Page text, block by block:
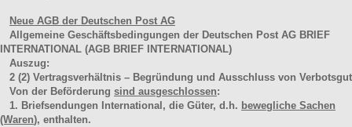
Neue AGB der Deutschen Post AG
Allgemeine Geschäftsbedingungen der Deutschen Post AG BRIEF
INTERNATIONAL (AGB BRIEF INTERNATIONAL)
Auszug:
2 (2) Vertragsverhältnis – Begründung und Ausschluss von Verbotsgut
Von der Beförderung sind ausgeschlossen:
1. Briefsendungen International, die Güter, d.h. bewegliche Sachen
(Waren), enthalten.